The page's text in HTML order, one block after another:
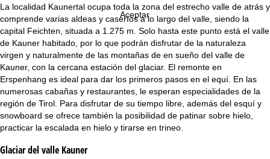
Aceptar
a
p
r
i
n
La localidad Kaunertal ocupa toda la zona del estrecho valle de atrás y
comprende varias aldeas y caseríos a lo largo del valle, siendo la
capital Feichten, situada a 1.275 m. Solo hasta este punto está el valle
de Kauner habitado, por lo que podrán disfrutar de la naturaleza
virgen y naturalmente de las montañas de en sueño del valle de
Kauner, con la cercana estación del glaciar. El remonte en
Erspenhang es ideal para dar los primeros pasos en el equí. En las
numerosas cabañas y restaurantes, le esperan especialidades de la
región de Tirol. Para disfrutar de su tiempo libre, además del esquí y
snowboard se ofrece también la posibilidad de patinar sobre hielo,
practicar la escalada en hielo y tirarse en trineo.
Glaciar del valle Kauner